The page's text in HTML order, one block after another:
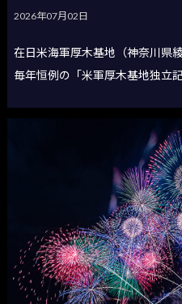
2026年07月02日
在日米海軍厚木基地（神奈川県
毎年恒例の「米軍厚木基地独立